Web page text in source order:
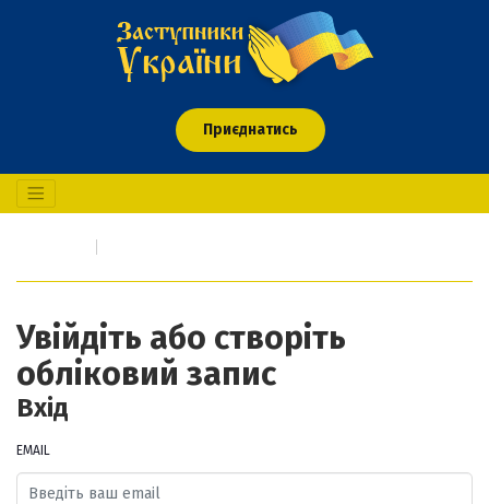
Приєднатись
Увійдіть або створіть
обліковий запис
Вхід
EMAIL